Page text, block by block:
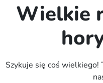
Wielkie
Szykuje się coś